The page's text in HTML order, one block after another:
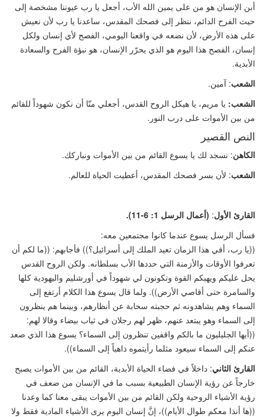
أبن الإنسان هو من على يمين الله الأب، أجعل يا رب عيوننا مشخصة إلى
حيث الفرح الدائم، ننظر إلى فصحك المقدس، ساعدنا يا رب لأن نعيش
على هذه الأرض، لأن نضعه في واقعنا اليومي، الفصح لأي إنسان ولكل
إنسان، الفصح هذا اليوم هو الذي يحرّر الإنسان، هو نبؤة الفرح والسعادة
الأبدية.
الشعب: آمين.
الشعب: يا مريم، يا هيكل الروح القدس، أجعلي منّا أن نكون شهوداً للقائم
من بين الأموات على درب النور.
النص القصير
الكاهن: نسجد لك يا يسوع القائم من بين الأموات ونباركك.
الشعب: لأن بسر فصحك المقدس، أعطيت الحياة للعالم.
القارئ الأول:
(أعمال الرسل 1: 6-11).
فسأل الرسل يسوع عندما كانوا مجتمعين معه:
((يا رب، أفي هذا الزمان تعيد الملك إلى أسرائيل؟)) فأجابهم: ((ما لكم أن
تعرفوا الأوقات والأزمنة التي حددها الأب بسلطانه. ولكن الروح القدس
يحل عليكم ويهبكم القوة وتكونون لي شهوداً في أورشليم واليهودية كلها
والسامرة حتى أقاصي الأرض)). ولما قال يسوع هذا الكلام أرتفع إلى
السماء وهم يشاهدونه ثم حجبته سحابة عن أنظارهم، وبينما هم ينظرون
إلى السماء وهو يبتعد عنهم، ظهر لهم رجلان في ثياب بيضاء وقالا لهم:
((أيها الجليليون ما بالكم واقفين تنظرون إلى السماء؟ يسوع هذا الذي صعد
عنكم إلى السماء سيعود مثلما رأيتموه ذاهباً إلى السماء))
.
القارئ الثاني: داخلاً في فضاء الحياة الأبدية، القائم من بين الأموات يصبح
خارجاً عن رؤية الإنسان الطبيعية بسبب ما في الإنسان من ضعف في
رؤية الأشياء الروحية ولكن القائم من بين الأموات يبقى معنا كما وعدنا
((ها أنذا معكم طوال الأيام))، إنَّ إنسان اليوم يرى الأشياء المادية فقط ولا